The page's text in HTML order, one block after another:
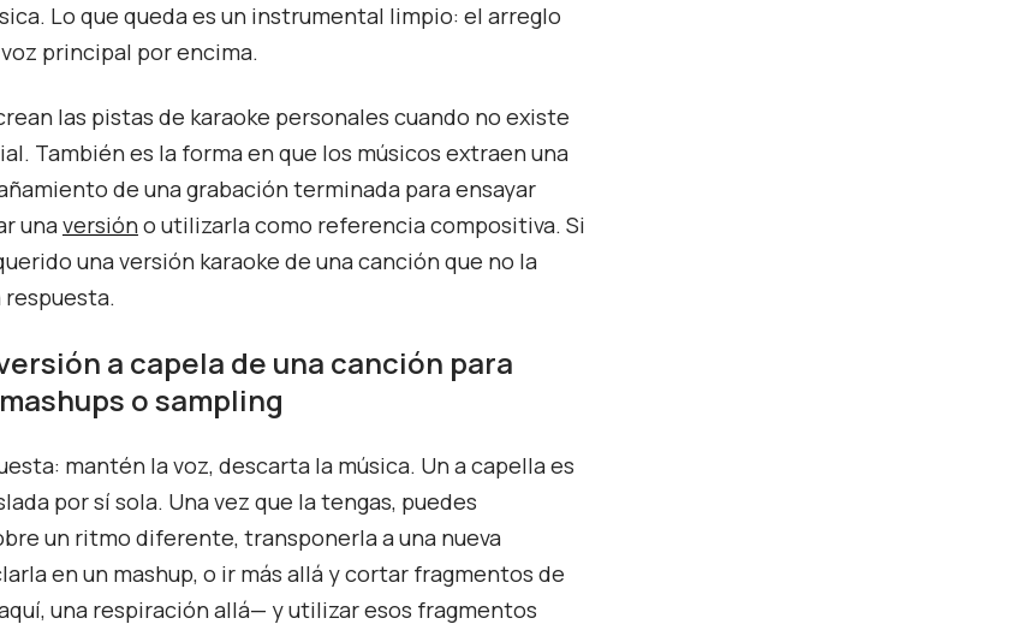
Lo que queda es un instrumental limpio: el arreglo
principal por encima.
las pistas de karaoke personales cuando no existe
También es la forma en que los músicos extraen una
de una grabación terminada para ensayar
unaversióno utilizarla como referencia compositiva. Si
una versión karaoke de una canción que no la
a capela de una canción para
o sampling
mantén la voz, descarta la música. Un a capella es
por sí sola. Una vez que la tengas, puedes
un ritmo diferente, transponerla a una nueva
en un mashup, o ir más allá y cortar fragmentos de
una respiración allá— y utilizar esos fragmentos